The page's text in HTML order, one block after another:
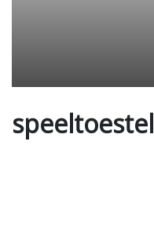
speeltoestel